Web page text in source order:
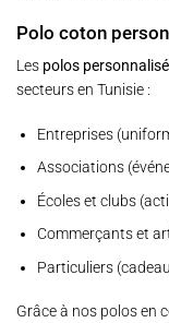
Polo coton
Les polos
secteurs en Tunisie :
Entreprises
Associations
Écoles et clubs
Commerçants et
Particuliers
Grâce à nos polos en